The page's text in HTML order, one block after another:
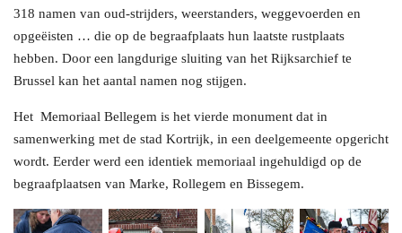
318 namen van oud-strijders, weerstanders, weggevoerden en
opgeëisten … die op de begraafplaats hun laatste rustplaats
hebben. Door een langdurige sluiting van het Rijksarchief te
Brussel kan het aantal namen nog stijgen.
Het Memoriaal Bellegem is het vierde monument dat in
samenwerking met de stad Kortrijk, in een deelgemeente opgericht
wordt. Eerder werd een identiek memoriaal ingehuldigd op de
begraafplaatsen van Marke, Rollegem en Bissegem.